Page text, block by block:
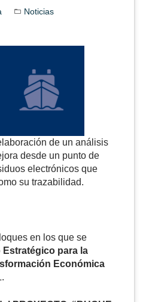
Noticias
de un análisis
desde un punto de
electrónicos que
su trazabilidad.
en los que se
Estratégico para la
Económica